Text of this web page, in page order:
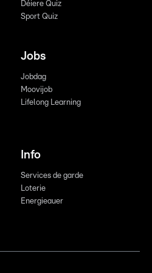
Déiere Quiz
Sport Quiz
Jobs
Jobdag
Moovijob
Lifelong Learning
Info
Services de garde
Loterie
Energieauer